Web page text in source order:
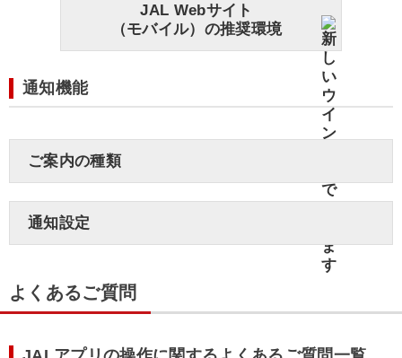
JAL Webサイト
（モバイル）の推奨環境
通知機能
ご案内の種類
通知設定
よくあるご質問